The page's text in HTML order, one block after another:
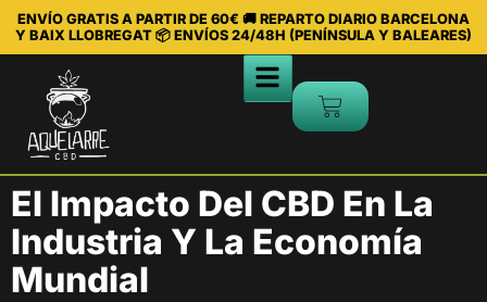
ENVÍO GRATIS A PARTIR DE 60€ 🚚 REPARTO DIARIO BARCELONA
Y BAIX LLOBREGAT 📦 ENVÍOS 24/48H (PENÍNSULA Y BALEARES)
El Impacto Del CBD En La
Industria Y La Economía
Mundial